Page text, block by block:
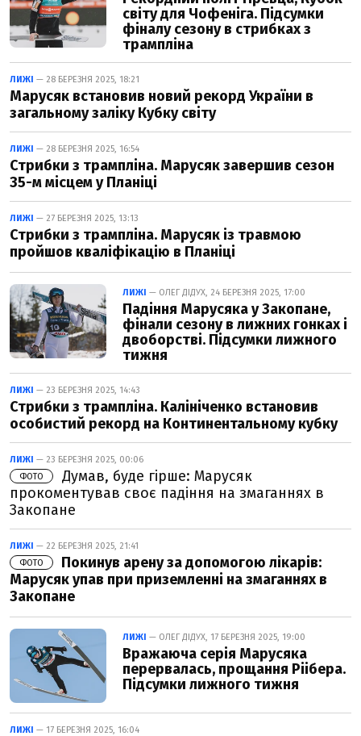
світу для Чофеніга. Підсумки
фіналу сезону в стрибках з
трампліна
ЛИЖІ — 28 БЕРЕЗНЯ 2025, 18:21
Марусяк встановив новий рекорд України в
загальному заліку Кубку світу
ЛИЖІ — 28 БЕРЕЗНЯ 2025, 16:54
Стрибки з трампліна. Марусяк завершив сезон
35-м місцем у Планіці
ЛИЖІ — 27 БЕРЕЗНЯ 2025, 13:13
Стрибки з трампліна. Марусяк із травмою
пройшов кваліфікацію в Планіці
ЛИЖІ — ОЛЕГ ДІДУХ, 24 БЕРЕЗНЯ 2025, 17:00
Падіння Марусяка у Закопане,
фінали сезону в лижних гонках і
двоборстві. Підсумки лижного
тижня
ЛИЖІ — 23 БЕРЕЗНЯ 2025, 14:43
Стрибки з трампліна. Калініченко встановив
особистий рекорд на Континентальному кубку
ЛИЖІ — 23 БЕРЕЗНЯ 2025, 00:06
ФОТО
Думав, буде гірше: Марусяк
прокоментував своє падіння на змаганнях в
Закопане
ЛИЖІ — 22 БЕРЕЗНЯ 2025, 21:41
ФОТО
Покинув арену за допомогою лікарів:
Марусяк упав при приземленні на змаганнях в
Закопане
ЛИЖІ — ОЛЕГ ДІДУХ, 17 БЕРЕЗНЯ 2025, 19:00
Вражаюча серія Марусяка
перервалась, прощання Ріібера.
Підсумки лижного тижня
ЛИЖІ — 17 БЕРЕЗНЯ 2025, 16:04